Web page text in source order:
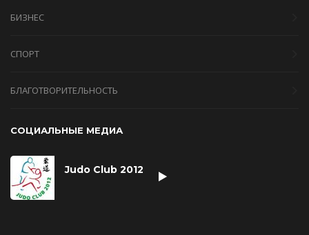
БИЗНЕС
СПОРТ
БЛАГОТВОРИТЕЛЬНОСТЬ
СОЦИАЛЬНЫЕ МЕДИА
Judo Club 2012